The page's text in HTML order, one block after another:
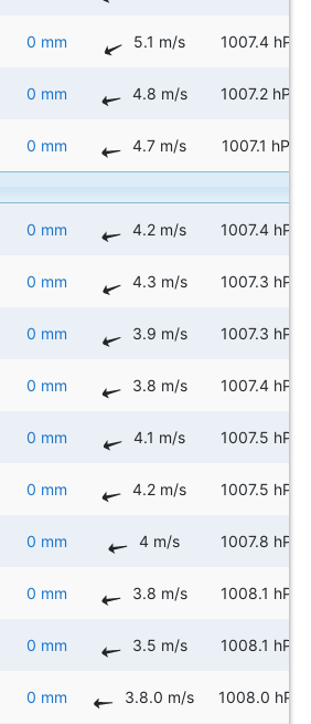
0 mm 5.1 m/s 1007.4 hPa
0 mm 4.8 m/s 1007.2 hPa
0 mm 4.7 m/s 1007.1 hPa
0 mm 4.2 m/s 1007.4 hPa
0 mm 4.3 m/s 1007.3 hPa
0 mm 3.9 m/s 1007.3 hPa
0 mm 3.8 m/s 1007.4 hPa
0 mm 4.1 m/s 1007.5 hPa
0 mm 4.2 m/s 1007.5 hPa
0 mm 4 m/s 1007.8 hPa
0 mm 3.8 m/s 1008.1 hPa
0 mm 3.5 m/s 1008.1 hPa
0 mm 3.8.0 m/s 1008.0 hPa